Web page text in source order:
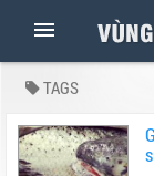
TAGS